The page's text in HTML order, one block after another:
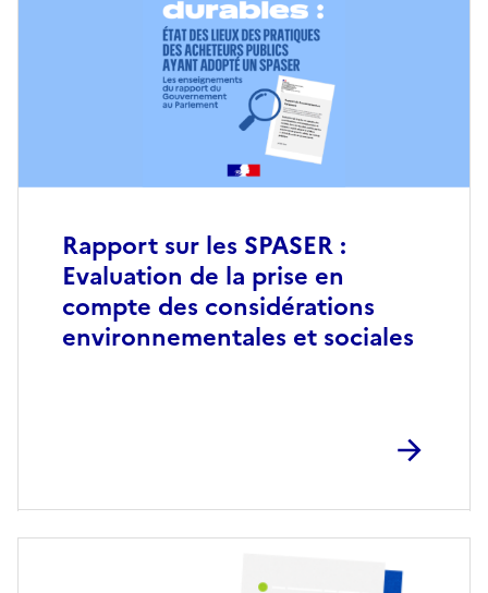
Rapport sur les SPASER :
Evaluation de la prise en
compte des considérations
environnementales et sociales